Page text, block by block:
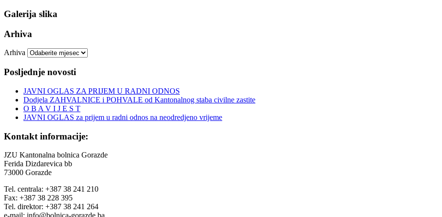
Galerija slika
Arhiva
Arhiva
Posljednje novosti
JAVNI OGLAS ZA PRIJEM U RADNI ODNOS
Dodjela ZAHVALNICE i POHVALE od Kantonalnog staba civilne zastite
O B A V I J E S T
JAVNI OGLAS za prijem u radni odnos na neodredjeno vrijeme
Kontakt informacije:
JZU Kantonalna bolnica Gorazde
Ferida Dizdarevica bb
73000 Gorazde
Tel. centrala: +387 38 241 210
Fax: +387 38 228 395
Tel. direktor: +387 38 241 264